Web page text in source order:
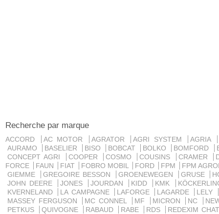
Recherche par marque
ACCORD AC MOTOR AGRATOR AGRI SYSTEM
AGRIA
AURAMO
BASELIER BISO BOBCAT BOLKO BOMFORD
CONCEPT AGRI
COOPER COSMO COUSINS CRAMER
FORCE
FAUN FIAT FOBRO MOBIL FORD FPM
FPM
GIEMME
GREGOIRE BESSON GROENEWEGEN GRUSE
JOHN DEERE
JONES JOURDAN KIDD KMK
KVERNELAND
LA CAMPAGNE LAFORGE LAGARDE
LELY
MASSEY FERGUSON
MC CONNEL MF MICRON NC
PETKUS
QUIVOGNE RABAUD RABE RDS
REDEXIM